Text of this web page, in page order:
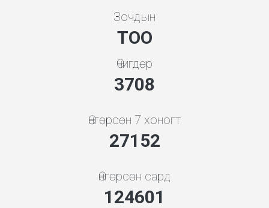
Зочдын
ТОО
Өчигдөр
3994
Өнгөрсөн 7 хоногт
29240
Өнгөрсөн сард
134185